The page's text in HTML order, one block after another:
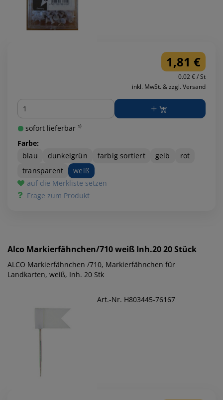
1,81 €
0.02 € / St
inkl. MwSt. & zzgl. Versand
Menge
sofort lieferbar ¹⁾
Farbe:
blau
dunkelgrün farbig sortiert gelb
rot
transparent
weiß
auf die Merkliste setzen
Frage zum Produkt
Alco Markierfähnchen/710 weiß Inh.20 20 Stück
ALCO Markierfähnchen /710, Markierfähnchen für
Landkarten, weiß, Inh. 20 Stk
Art.-Nr. H803445-76167